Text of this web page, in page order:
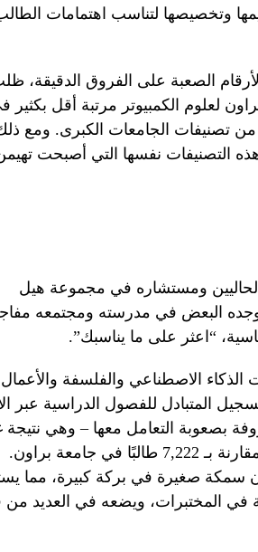
وتخصيصها لتناسب اهتمامات
الصعبة على الفروق الدقيقة،
لعلوم الكمبيوتر مرتبة أقل بكثير
تصنيفات الجامعات الكبرى. ومع
التصنيفات نفسها التي أصبحت
الحاليين ومستشاره في مجموعة هيل
وجده البعض في مدرسته ومجتمعه
“اعثر على ما يناسبك”.
الذكاء الاصطناعي والفلسفة
المتبادل للفصول الدراسية عبر
بصعوبة التعامل معها – وهي نتيجة
مفاجئة من بين أكثر من 32,831 طالبًا جامعيًا، مقارنة بـ 7,222 طالبًا في جامعة براون.
سمكة صغيرة في بركة كبيرة، مما
في المختبرات، ويضعه في العديد من